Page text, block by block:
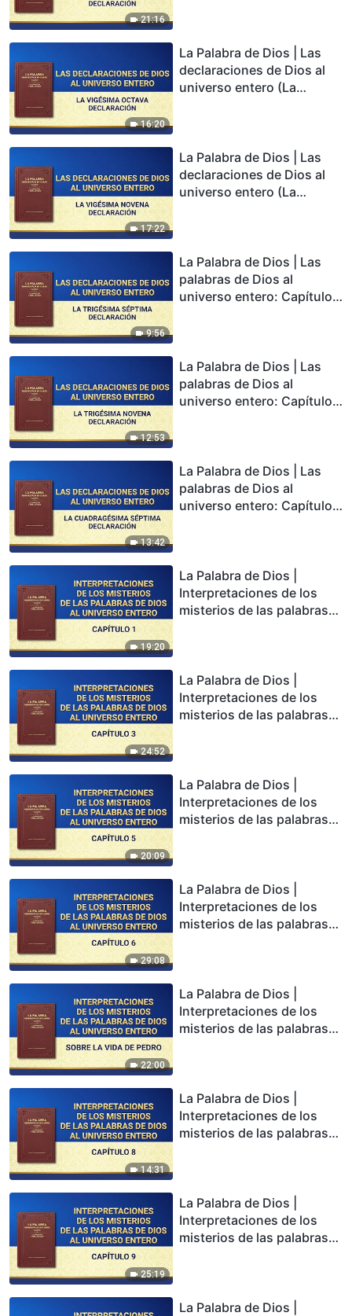
21:16
16:20
La Palabra de Dios | Las
declaraciones de Dios al
universo entero (La
17:22
La Palabra de Dios | Las
declaraciones de Dios al
universo entero (La
9:56
La Palabra de Dios | Las
palabras de Dios al
universo entero: Capítulo
12:53
La Palabra de Dios | Las
palabras de Dios al
universo entero: Capítulo
13:42
La Palabra de Dios | Las
palabras de Dios al
universo entero: Capítulo
19:20
La Palabra de Dios |
Interpretaciones de los
misterios de las palabras
24:52
La Palabra de Dios |
Interpretaciones de los
misterios de las palabras
20:09
La Palabra de Dios |
Interpretaciones de los
misterios de las palabras
29:08
La Palabra de Dios |
Interpretaciones de los
misterios de las palabras
22:00
La Palabra de Dios |
Interpretaciones de los
misterios de las palabras
14:31
La Palabra de Dios |
Interpretaciones de los
misterios de las palabras
25:19
La Palabra de Dios |
Interpretaciones de los
misterios de las palabras
La Palabra de Dios |